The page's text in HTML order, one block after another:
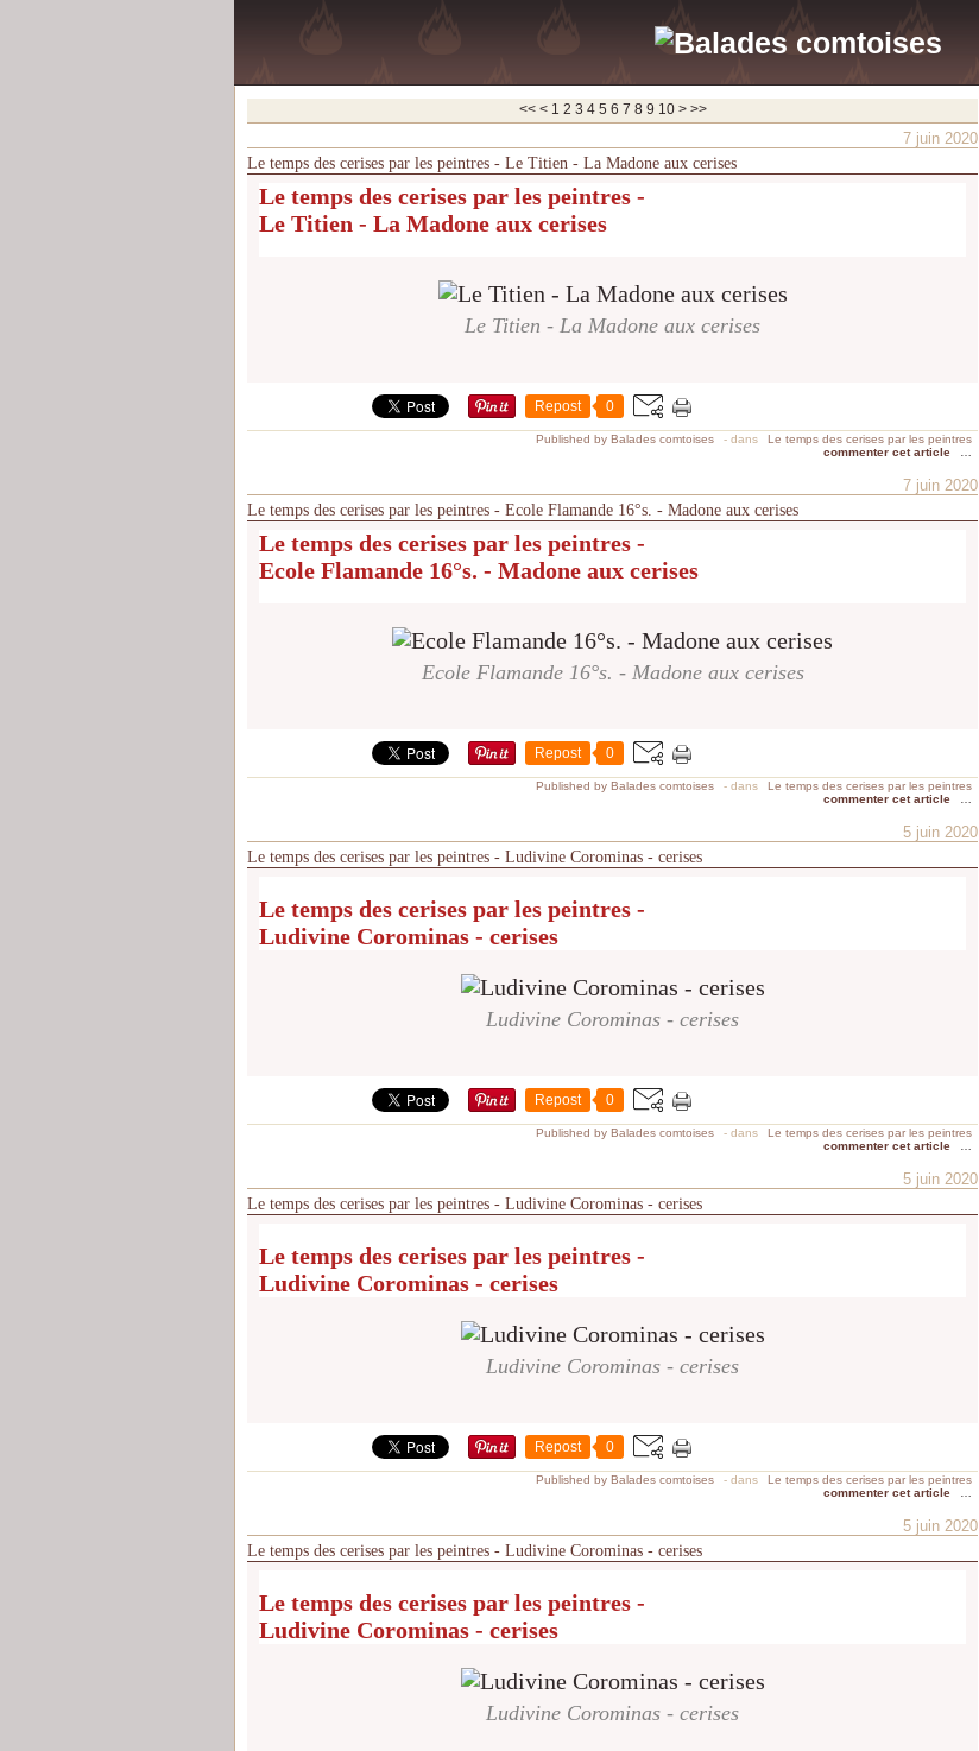
<< < 1 2 3 4 5 6 7 8 9 10 20
> >>
7 juin 2020
Le temps des cerises par les peintres - Le Titien - La Madone aux cerises
Le temps des cerises par les peintres -
Le Titien - La Madone aux cerises
Le Titien - La Madone aux cerises
Repost 0
Published by Balades comtoises - dans
Le temps des cerises par les peintres
commenter cet article
7 juin 2020
Le temps des cerises par les peintres - Ecole Flamande 16°s. - Madone aux cerises
Le temps des cerises par les peintres -
Ecole Flamande 16°s. - Madone aux cerises
Ecole Flamande 16°s. - Madone aux cerises
Repost 0
Published by Balades comtoises - dans
Le temps des cerises par les peintres
commenter cet article
5 juin 2020
Le temps des cerises par les peintres - Ludivine Corominas - cerises
Le temps des cerises par les peintres -
Ludivine Corominas - cerises
Ludivine Corominas - cerises
Repost 0
Published by Balades comtoises - dans
Le temps des cerises par les peintres
commenter cet article
5 juin 2020
Le temps des cerises par les peintres - Ludivine Corominas - cerises
Le temps des cerises par les peintres -
Ludivine Corominas - cerises
Ludivine Corominas - cerises
Repost 0
Published by Balades comtoises - dans
Le temps des cerises par les peintres
commenter cet article
5 juin 2020
Le temps des cerises par les peintres - Ludivine Corominas - cerises
Le temps des cerises par les peintres -
Ludivine Corominas - cerises
Ludivine Corominas - cerises